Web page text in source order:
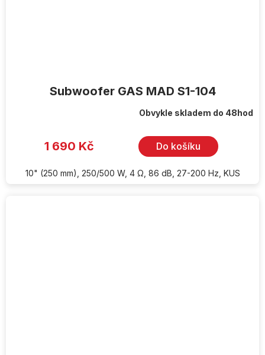
Subwoofer GAS MAD S1-104
Obvykle skladem do 48hod
1 690 Kč Do košíku
10" (250 mm), 250/500 W, 4 Ω, 86 dB, 27-200 Hz, KUS